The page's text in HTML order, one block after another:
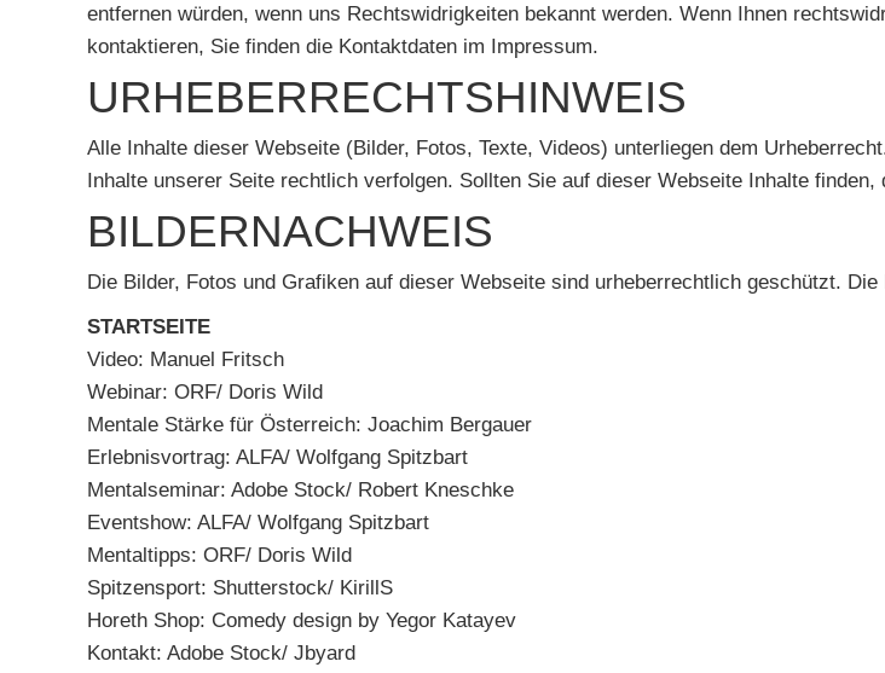
entfernen würden, wenn uns Rechtswidrigkeiten bekannt werden. Wenn Ihnen
kontaktieren, Sie finden die Kontaktdaten im Impressum.
URHEBERRECHTSHINWEIS
Alle Inhalte dieser Webseite (Bilder, Fotos, Texte, Videos) unterliegen dem
Inhalte unserer Seite rechtlich verfolgen. Sollten Sie auf dieser Webseite Inhalte
BILDERNACHWEIS
Die Bilder, Fotos und Grafiken auf dieser Webseite sind urheberrechtlich geschützt.
STARTSEITE
Video: Manuel Fritsch
Webinar: ORF/ Doris Wild
Mentale Stärke für Österreich: Joachim Bergauer
Erlebnisvortrag: ALFA/ Wolfgang Spitzbart
Mentalseminar: Adobe Stock/ Robert Kneschke
Eventshow: ALFA/ Wolfgang Spitzbart
Mentaltipps: ORF/ Doris Wild
Spitzensport: Shutterstock/ KirillS
Horeth Shop: Comedy design by Yegor Katayev
Kontakt: Adobe Stock/ Jbyard